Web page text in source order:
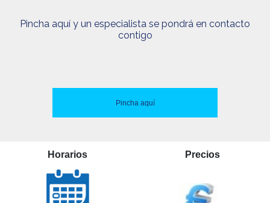
Pincha aquí y un especialista se pondrá en contacto
contigo
Pincha aquí
Horarios Precios